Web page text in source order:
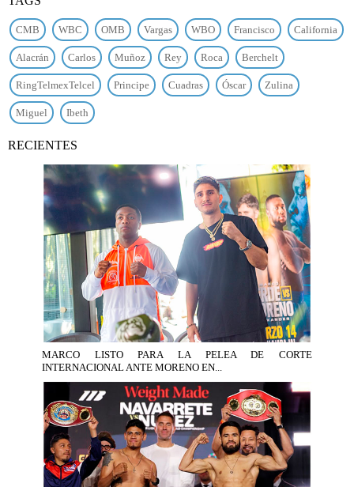
CMB WBC OMB Vargas WBO Francisco California
Alacrán Carlos Muñoz Rey Roca Berchelt
RingTelmexTelcel Principe Cuadras Óscar Zulina
Miguel Ibeth
RECIENTES
MARCO LISTO PARA LA PELEA DE CORTE
INTERNACIONAL ANTE MORENO EN...